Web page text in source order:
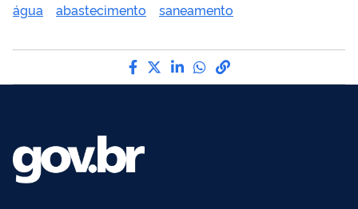
água
abastecimento saneamento
Compartilhe por Facebook
Compartilhe por Twitter
Compartilhe por
Compartilhe por
link para Copiar